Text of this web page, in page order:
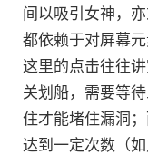
间以吸引女神，
都依赖于对屏幕元
这里的点击往往
关划船，需要等
住才能堵住漏洞
达到一定次数（如